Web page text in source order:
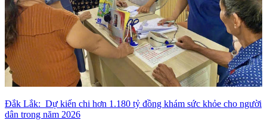
Đắk Lắk: Dự kiến chi hơn 1.180 tỷ đồng khám sức khỏe cho người
dân trong năm 2026